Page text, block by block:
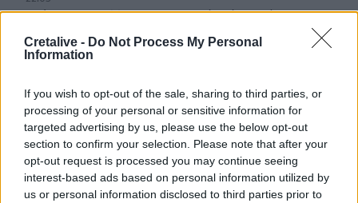
Cretalive - Do Not Process My Personal
Information
If you wish to opt-out of the sale, sharing to third parties, or
processing of your personal or sensitive information for
targeted advertising by us, please use the below opt-out
section to confirm your selection. Please note that after your
opt-out request is processed you may continue seeing
interest-based ads based on personal information utilized by
us or personal information disclosed to third parties prior to
Σούπερ Καπ: Sold out ο ΟΦΗ, αλλά υπάρχει κόσμος
χωρίς «μαγικό χαρτάκι» – Τι γίνεται με τα εισιτήρια της
ΑΕΚ;
Καβάλα: Έσβησε η φωτιά στο Κοκκινόχωμα
21:52
Εθνική τραγωδία στην Κολομβία: Ανεβαίνει συνεχώς ο
αριθμός των νεκρών από τον ισχυρό σεισμό - Η μαρτυρία
Έλληνα